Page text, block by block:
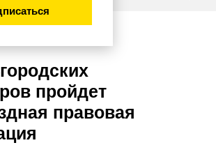
пройдет
правовая